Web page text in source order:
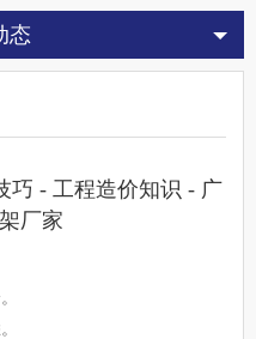
态
巧 - 工程造价知识 - 广
厂家